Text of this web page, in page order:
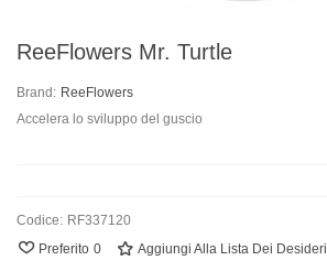
ReeFlowers Mr. Turtle
Brand: ReeFlowers
Accelera lo sviluppo del guscio
Codice: RF337120
Preferito 0 Aggiungi Alla Lista Dei Desideri